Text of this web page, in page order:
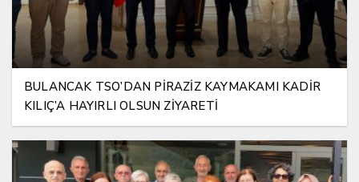
BULANCAK TSO’DAN PİRAZİZ KAYMAKAMI KADİR
KILIÇ’A HAYIRLI OLSUN ZİYARETİ